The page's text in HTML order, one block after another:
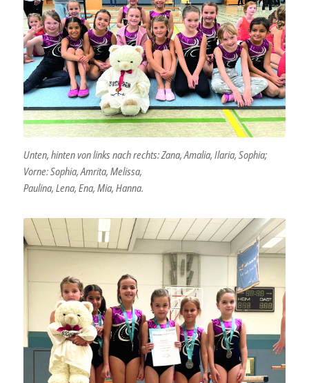
Unten, hinten von links nach rechts: Zana, Amalia, Ilaria, Sophia;
Vorne: Sophia, Amrita, Melissa,
Paulina, Lena, Ena, Mia, Hanna.